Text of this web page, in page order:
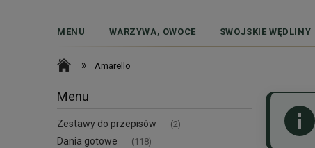
MENU WARZYWA, OWOCE SWOJSKIE WĘDLINY
» Amarello
Menu
Zestawy do przepisów (2)
Dania gotowe (118)